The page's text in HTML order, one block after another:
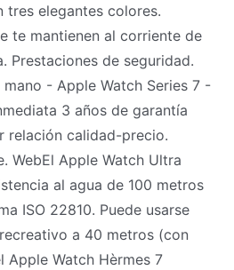
tres elegantes colores.
te mantienen al corriente de
Prestaciones de seguridad.
- Apple Watch Series 7 -
3 años de garantía
relación calidad-precio.
WebEl Apple Watch Ultra
al agua de 100 metros
ISO 22810. Puede usarse
a 40 metros (con
Apple Watch Hèrmes 7